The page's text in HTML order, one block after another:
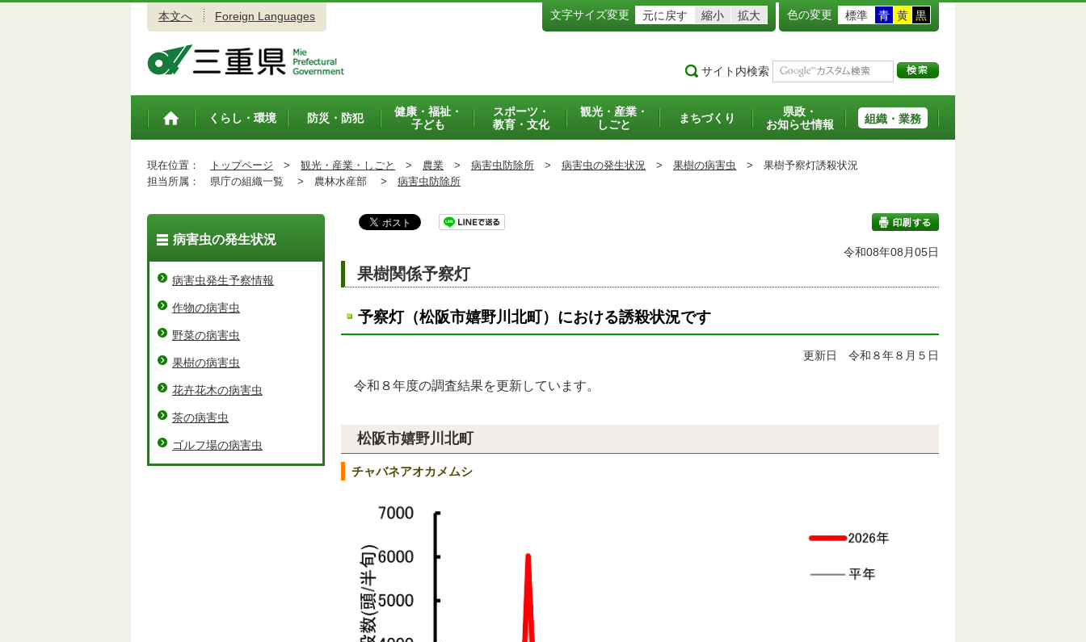
本文へ Foreign Languages 文字サイズ変更 元に戻す 縮小 拡大 色の変更 標準 青 黄 黒
サイト内検索
トップペ
くらし・環境 防災・防犯
健康・福祉・
子ども
スポーツ・
教育・文化
観光・産業・
しごと
まちづくり
県政・
お知らせ情報
組織・業務
現在位置： トップページ > 観光・産業・しごと > 農業 > 病害虫防除所 > 病害虫の発生状況 > 果樹の病害虫 > 果樹予察灯誘殺状況
担当所属：
県庁の組織一覧 > 農林水産部 > 病害虫防除所
印刷する
令和08年08月05日
果樹関係予察灯
予察灯（松阪市嬉野川北町）における誘殺状況です
更新日 令和８年８月５日
令和８年度の調査結果を更新しています。
松阪市嬉野川北町
チャバネアオカメムシ
病害虫の発生状況
病害虫発生予察情報
作物の病害虫
野菜の病害虫
果樹の病害虫
花卉花木の病害虫
茶の病害虫
ゴルフ場の病害虫